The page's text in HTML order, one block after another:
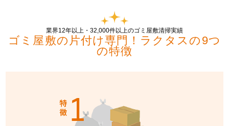
業界12年以上・32,000件以上のゴミ屋敷清掃実績
ゴミ屋敷の片付け専門！ラクタスの9つ
の特徴